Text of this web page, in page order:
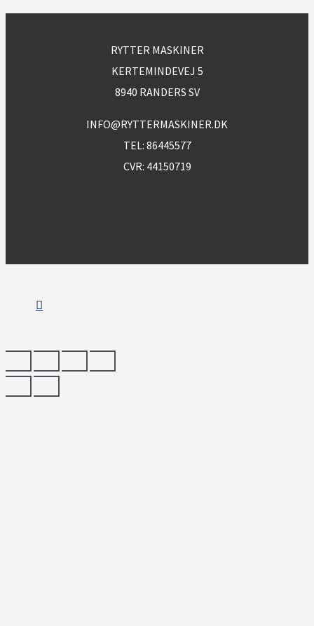
RYTTER MASKINER
KERTEMINDEVEJ 5
8940 RANDERS SV
INFO@RYTTERMASKINER.DK
TEL: 86445577
CVR: 44150719